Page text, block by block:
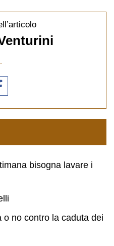
bisogna lavare i
o no contro la caduta dei